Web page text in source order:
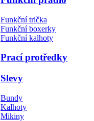
Funkční trička
Funkční boxerky
Funkční kalhoty
Prací protředky
Slevy
Bundy
Kalhoty
Mikiny